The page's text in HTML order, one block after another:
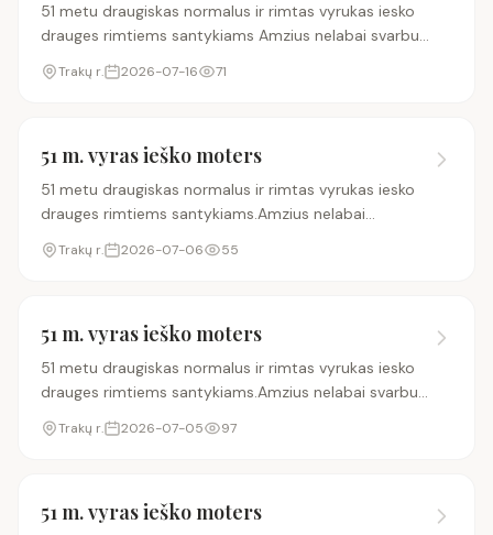
51 metu draugiskas normalus ir rimtas vyrukas iesko
drauges rimtiems santykiams Amzius nelabai svarbus
geriau butu vyresne uz mane.Ir arciau
Traku.Svarbiausia kad suprastume vienas kita ir
Trakų r. 2026-07-16 71
51 m. vyras ieško moters
51 metu draugiskas normalus ir rimtas vyrukas iesko
drauges rimtiems santykiams.Amzius nelabai
svarbus.Geriau butu vyresne uz mane.Ir arciau
Traku.Gyvenimas mane siek tiek aplamde bet esu
Trakų r. 2026-07-06 55
51 m. vyras ieško moters
51 metu draugiskas normalus ir rimtas vyrukas iesko
drauges rimtiems santykiams.Amzius nelabai svarbus
geriau butu vyresne uz mane.Ir arciau
Traku.Svarbiausia kad rastume bendra kalba
Trakų r. 2026-07-05 97
51 m. vyras ieško moters